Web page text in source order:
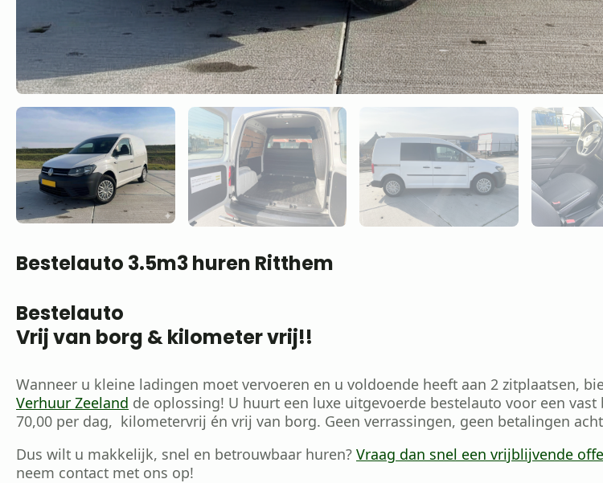
Bestelauto 3.5m3 huren Ritthem
Bestelauto
Vrij van borg & kilometer vrij!!
Wanneer u kleine ladingen moet vervoeren en u voldoende heeft aan 2 zitplaatsen,
Verhuur Zeeland de oplossing! U huurt een luxe uitgevoerde bestelauto voor een vast
70,00 per dag, kilometervrij én vrij van borg. Geen verrassingen, geen betalingen
Dus wilt u makkelijk, snel en betrouwbaar huren? Vraag dan snel een vrijblijvende
neem contact met ons op!